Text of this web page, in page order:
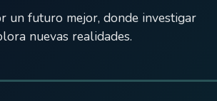
un futuro mejor, donde investigar
nuevas realidades.